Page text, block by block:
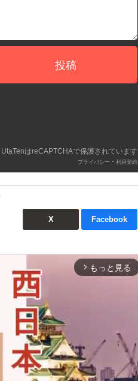
投稿
UtaTenはreCAPTCHAで保護されています
プライバシー - 利用契約
X Facebook
arrow_forward_ios もっと見る